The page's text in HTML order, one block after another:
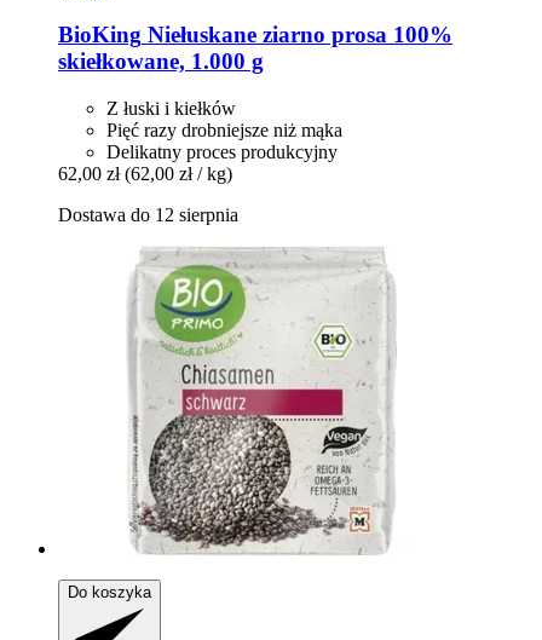
BioKing Niełuskane ziarno prosa 100%
skiełkowane, 1.000 g
Z łuski i kiełków
Pięć razy drobniejsze niż mąka
Delikatny proces produkcyjny
62,00 zł (62,00 zł / kg)
Dostawa do 12 sierpnia
Do koszyka